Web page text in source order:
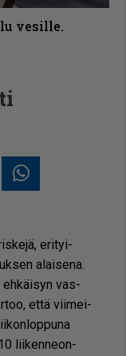
vesille.
Whatsapp
eri­tyi­
alai­se­na.
eh­käi­syn vas­
et­tä vii­mei­
lii­ken­ne­on­